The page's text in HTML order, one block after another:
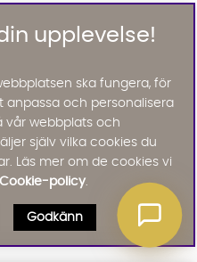
upplevelse!
ska fungera, för
och personalisera
vår webbplats och
själv vilka cookies du
Läs mer om de cookies vi
Cookie-policy.
Godkänn